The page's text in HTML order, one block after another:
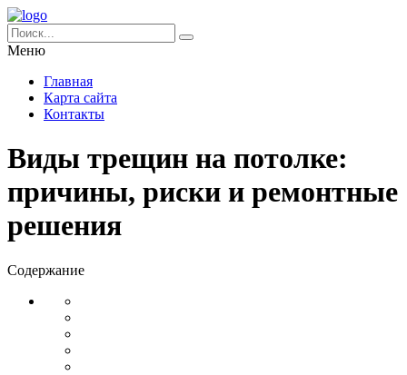
Меню
Главная
Карта сайта
Контакты
Виды трещин на потолке:
причины, риски и ремонтные
решения
Содержание